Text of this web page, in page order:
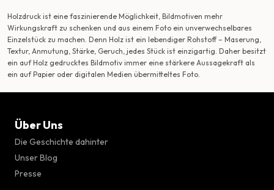
Holzdruck ist eine faszinierende Möglichkeit, Bildmotiven mehr
Wirkungskraft zu schenken und aus einem Foto ein unverwechselbares
Einzelstück zu machen. Denn Holz ist ein lebendiger Rohstoff – Maserung,
Textur, Anmutung, Stärke, Geruch, jedes Stück ist einzigartig. Daher besitzt
ein auf Holz gedrucktes Bildmotiv immer eine stärkere Aussagekraft als
ein auf Papier oder digitalen Medien übermitteltes Foto.
Über Uns
Die Geschichte dahinter
Unser Blog
Presse